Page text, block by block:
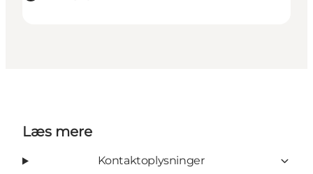
Læs mere
Kontaktoplysninger